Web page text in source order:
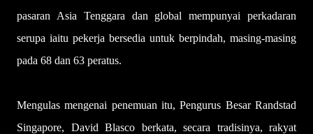
pasaran Asia Tenggara dan global mempunyai perkadaran
serupa iaitu pekerja bersedia untuk berpindah, masing-masing
pada 68 dan 63 peratus.
Mengulas mengenai penemuan itu, Pengurus Besar Randstad
Singapore, David Blasco berkata, secara tradisinya, rakyat